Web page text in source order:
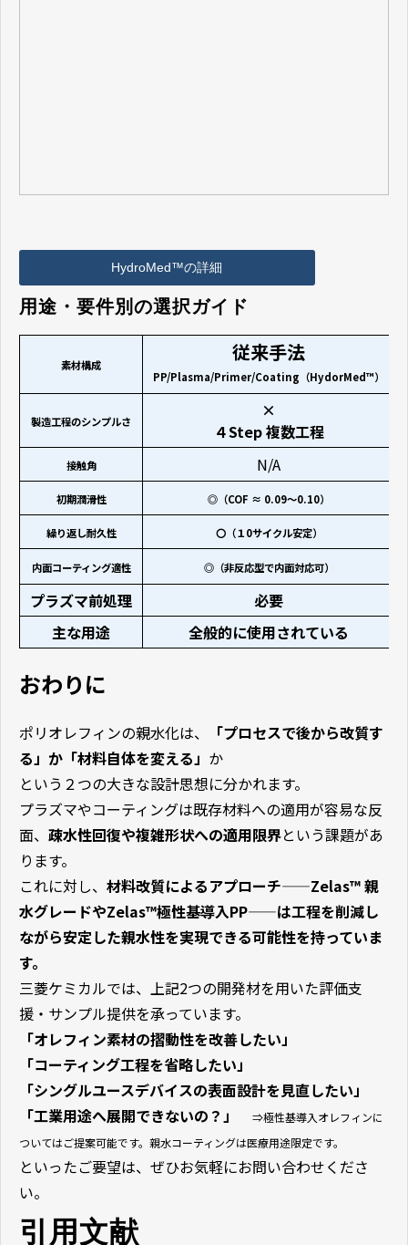
HydroMed™の詳細
用途・要件別の選択ガイド
素材構成 従来手法
PP/Plasma/Primer/Coating（HydorMed™）
製造工程のシンプルさ
×
４Step 複数工程
接触角 N/A
初期潤滑性 ◎（COF ≈ 0.09〜0.10）
繰り返し耐久性 〇（１0サイクル安定）
内面コーティング適性 ◎（非反応型で内面対応可）
プラズマ前処理
必要
主な用途
全般的に使用されている
おわりに
ポリオレフィンの親水化は、
「プロセスで後から改質す
る」か「材料自体を変える」 か
という２つの大きな設計思想に分かれます。
プラズマやコーティングは既存材料への適用が容易な反
面、 疎水性回復や複雑形状への適用限界という課題があ
ります。
これに対し、 材料改質によるアプローチ——Zelas™ 親
水グレードやZelas™極性基導入PP——は工程を削減し
ながら安定した親水性を実現できる可能性を持っていま
す。
三菱ケミカルでは、上記2つの開発材を用いた評価支
援・サンプル提供を承っています。
「オレフィン素材の摺動性を改善したい」
「コーティング工程を省略したい」
「シングルユースデバイスの表面設計を見直したい」
「工業用途へ展開できないの？」
⇒極性基導入オレフィンに
ついてはご提案可能です。親水コーティングは医療用途限定です。
といったご要望は、ぜひお気軽にお問い合わせくださ
い。
引用文献